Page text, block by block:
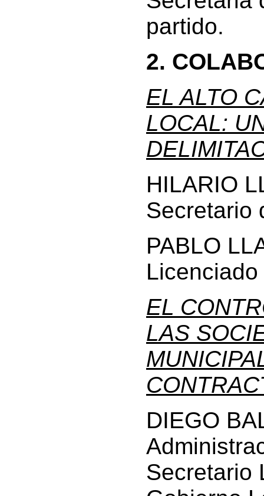
partido.
2.
EL ALTO
LOCAL:
HILARIO
Secretario
PABLO
EL
LAS
DIEGO
Secretario